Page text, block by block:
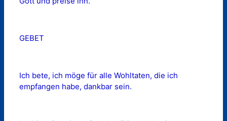
GEBET
Ich bete, ich möge für alle Wohltaten, die ich
empfangen habe, dankbar sein.